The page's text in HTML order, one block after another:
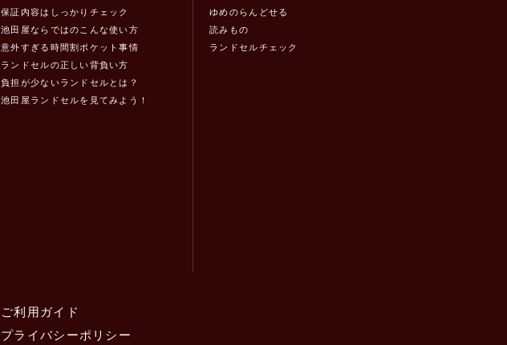
保証内容はしっかりチェック
池田屋ならではのこんな使い方
意外すぎる時間割ポケット事情
ランドセルの正しい背負い方
負担が少ないランドセルとは？
池田屋ランドセルを見てみよう！
ゆめのらんどせる
読みもの
ランドセルチェック
ご利用ガイド
プライバシーポリシー